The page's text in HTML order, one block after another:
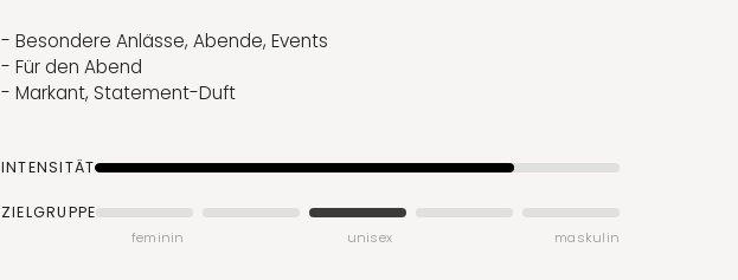
- Besondere Anlässe, Abende, Events
- Für den Abend
- Markant, Statement-Duft
INTENSITÄT
ZIELGRUPPE
feminin unisex maskulin